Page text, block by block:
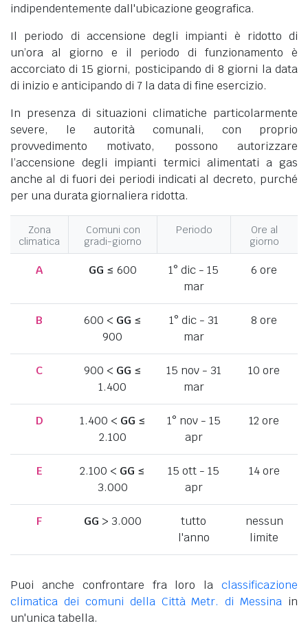
indipendentemente dall'ubicazione geografica.
Il periodo di accensione degli impianti è ridotto di
un’ora al giorno e il periodo di funzionamento è
accorciato di 15 giorni, posticipando di 8 giorni la data
di inizio e anticipando di 7 la data di fine esercizio.
In presenza di situazioni climatiche particolarmente
severe, le autorità comunali, con proprio
provvedimento motivato, possono autorizzare
l’accensione degli impianti termici alimentati a gas
anche al di fuori dei periodi indicati al decreto, purché
per una durata giornaliera ridotta.
Zona
climatica
Comuni con
gradi-giorno
Periodo
Ore al
giorno
A GG ≤ 600
1° dic - 15
mar
6 ore
B 600 < GG ≤
900
1° dic - 31
mar
8 ore
C 900 < GG ≤
1.400
15 nov - 31
mar
10 ore
D 1.400 < GG ≤
2.100
1° nov - 15
apr
12 ore
E 2.100 < GG ≤
3.000
15 ott - 15
apr
14 ore
F GG > 3.000
tutto
l'anno
nessun
limite
Puoi anche confrontare fra loro la classificazione
climatica dei comuni della Città Metr. di Messina in
un'unica tabella.